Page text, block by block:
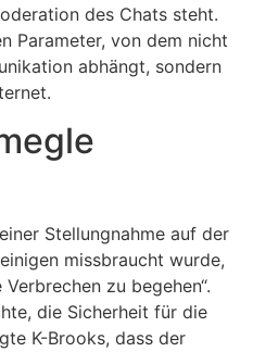
des Chats steht.
Parameter, von dem nicht
abhängt, sondern
Stellungnahme auf der
missbraucht wurde,
zu begehen“.
die Sicherheit für die
K-Brooks, dass der